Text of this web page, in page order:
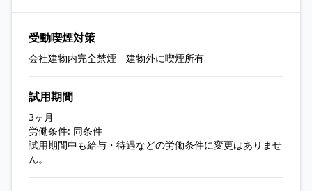
受動喫煙対策
会社建物内完全禁煙 建物外に喫煙所有
試用期間
3ヶ月
労働条件: 同条件
試用期間中も給与・待遇などの労働条件に変更はありませ
ん。